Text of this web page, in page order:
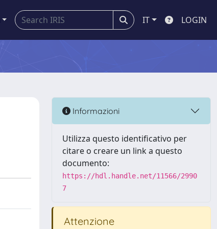
IT LOGIN
Informazioni
Utilizza questo identificativo per
citare o creare un link a questo
documento:
https://hdl.handle.net/11566/2990
7
Attenzione